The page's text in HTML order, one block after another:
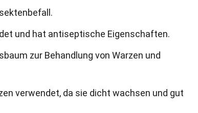
und hat antiseptische Eigenschaften.
zur Behandlung von Warzen und
verwendet, da sie dicht wachsen und gut